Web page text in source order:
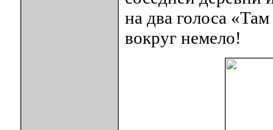
на два голоса
вокруг немело!